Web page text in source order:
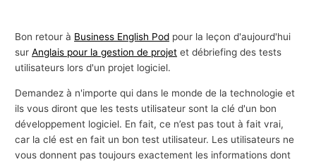
Bon retour à Business English Pod pour la leçon d'aujourd'hui
surAnglais pour la gestion de projet et débriefing des tests
utilisateurs lors d'un projet logiciel.
Demandez à n'importe qui dans le monde de la technologie et
ils vous diront que les tests utilisateur sont la clé d'un bon
développement logiciel. En fait, ce n’est pas tout à fait vrai,
car la clé est en fait un bon test utilisateur. Les utilisateurs ne
vous donnent pas toujours exactement les informations dont